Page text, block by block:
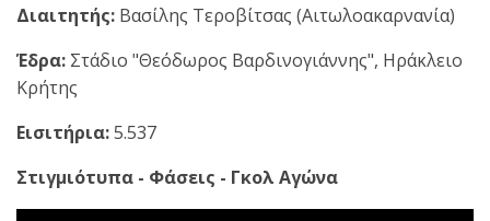
Διαιτητής: Βασίλης Τεροβίτσας (Αιτωλοακαρνανία)
Έδρα: Στάδιο "Θεόδωρος Βαρδινογιάννης", Ηράκλειο
Κρήτης
Εισιτήρια:5.537
Στιγμιότυπα - Φάσεις - Γκολ Αγώνα